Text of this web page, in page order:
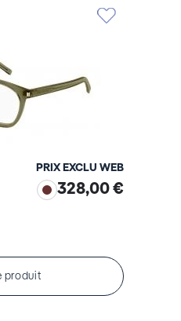
PRIX EXCLU WEB
328,00 €
produit